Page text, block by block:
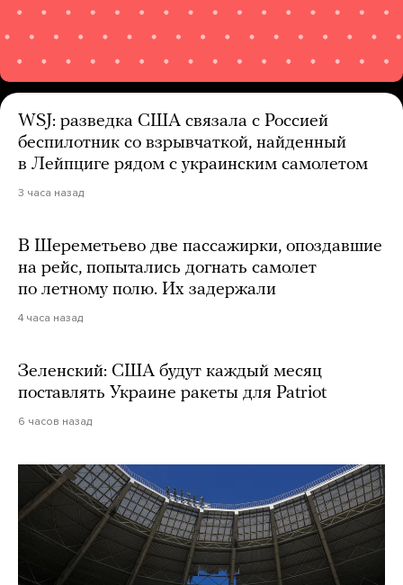
WSJ: разведка США связала с Россией
беспилотник со взрывчаткой, найденный
в Лейпциге рядом с украинским самолетом
3 часа назад
В Шереметьево две пассажирки, опоздавшие
на рейс, попытались догнать самолет
по летному полю. Их задержали
4 часа назад
Зеленский: США будут каждый месяц
поставлять Украине ракеты для Patriot
6 часов назад